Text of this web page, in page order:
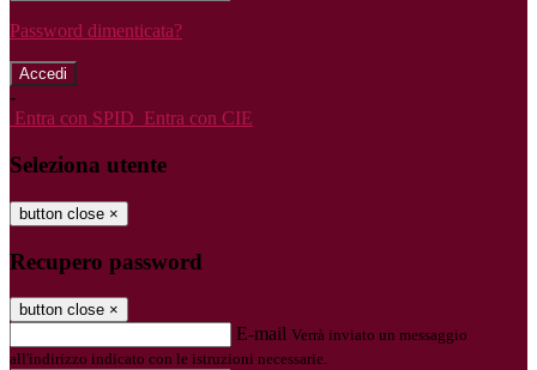
Password dimenticata?
-
Entra con SPID Entra con CIE
Seleziona utente
button close ×
Recupero password
button close ×
E-mail Verrà inviato un messaggio
all'indirizzo indicato con le istruzioni necessarie.